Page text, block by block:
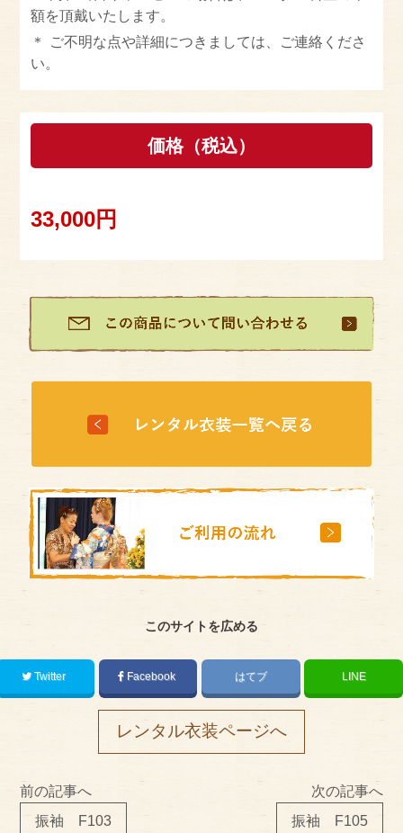
額を頂戴いたします。
ご不明な点や詳細につきましては、ご連絡くださ
い。
価格（税込）
33,000円
このサイトを広める
Twitter Facebook はてブ LINE
レンタル衣装ページへ
前の記事へ
振袖 F103
次の記事へ
振袖 F105